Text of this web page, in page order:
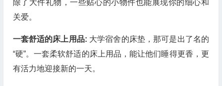
除了大件礼物，一些贴心的小物件也能展现你的细心和
关爱。
一套舒适的床上用品: 大学宿舍的床垫，那可是出了名的
“硬”。一套柔软舒适的床上用品，能让他们睡得更香，更
有活力地迎接新的一天。